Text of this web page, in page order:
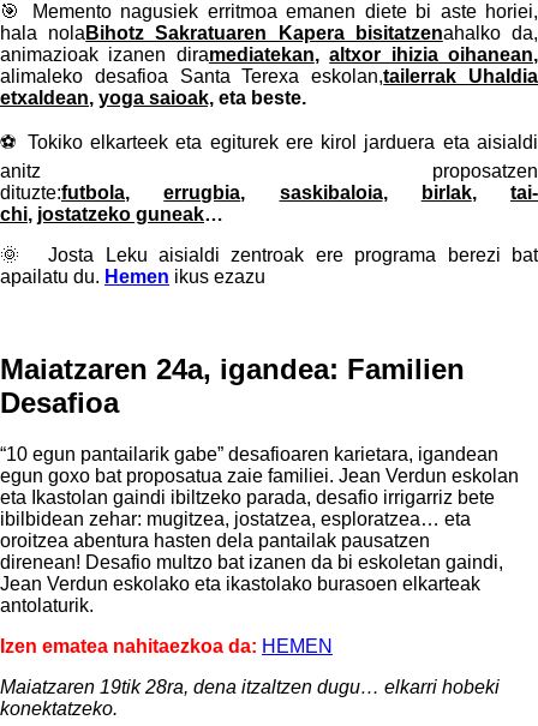
🎯
Memento nagusiek erritmoa emanen diete bi aste horiei,
hala nola Bihotz Sakratuaren Kapera bisitatzenahalko da,
animazioak izanen diramediatekan,altxor ihizia oihanean,
alimaleko desafioa Santa Terexa eskolan,tailerrak Uhaldia
etxaldean, yoga saioak, eta beste.
⚽ Tokiko elkarteek eta egiturek ere kirol jarduera eta aisialdi
anitz proposatzen
dituzte:futbola,errugbia, saskibaloia, birlak, tai-
chi, jostatzeko guneak…
🌞 Josta Leku aisialdi zentroak ere programa berezi bat
apailatu du. Hemen ikus ezazu
Maiatzaren 24a, igandea: Familien
Desafioa
“10 egun pantailarik gabe” desafioaren karietara, igandean
egun goxo bat proposatua zaie familiei. Jean Verdun eskolan
eta Ikastolan gaindi ibiltzeko parada, desafio irrigarriz bete
ibilbidean zehar: mugitzea, jostatzea, esploratzea… eta
oroitzea abentura hasten dela pantailak pausatzen
direnean! Desafio multzo bat izanen da bi eskoletan gaindi,
Jean Verdun eskolako eta ikastolako burasoen elkarteak
antolaturik.
Izen ematea nahitaezkoa da: HEMEN
Maiatzaren 19tik 28ra, dena itzaltzen dugu… elkarri hobeki
konektatzeko.